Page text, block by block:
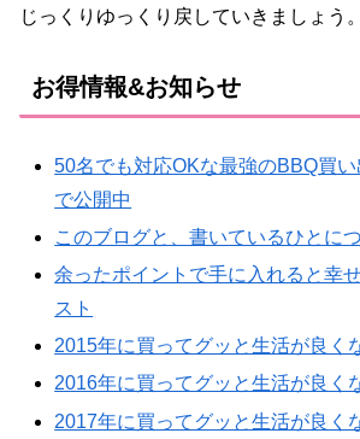
じっくりゆっくり戻していきましょう。
お得情報&お知らせ
50名でも対応OKな最強のBBQ買
で公開中
このブログと、書いているひとに
余ったポイントで手に入れると幸
スト
2015年に買ってグッと生活が良く
2016年に買ってグッと生活が良く
2017年に買ってグッと生活が良く